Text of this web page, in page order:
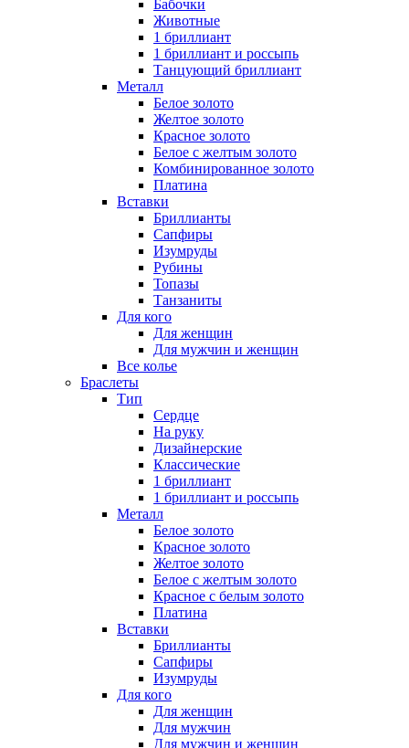
Бабочки
Животные
1 бриллиант
1 бриллиант и россыпь
Танцующий бриллиант
Металл
Белое золото
Желтое золото
Красное золото
Белое с желтым золото
Комбинированное золото
Платина
Вставки
Бриллианты
Сапфиры
Изумруды
Рубины
Топазы
Танзаниты
Для кого
Для женщин
Для мужчин и женщин
Все колье
Браслеты
Тип
Сердце
На руку
Дизайнерские
Классические
1 бриллиант
1 бриллиант и россыпь
Металл
Белое золото
Красное золото
Желтое золото
Белое с желтым золото
Красное с белым золото
Платина
Вставки
Бриллианты
Сапфиры
Изумруды
Для кого
Для женщин
Для мужчин
Для мужчин и женщин